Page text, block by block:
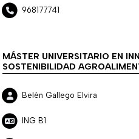
968177741
MÁSTER UNIVERSITARIO EN
SOSTENIBILIDAD
Belén Gallego Elvira
ING B1